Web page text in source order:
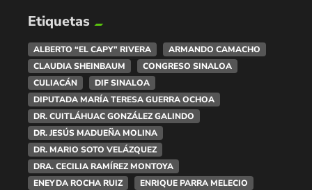
Etiquetas
ALBERTO “EL CAPY” RIVERA
ARMANDO CAMACHO
CLAUDIA SHEINBAUM
CONGRESO SINALOA
CULIACÁN
DIF SINALOA
DIPUTADA MARÍA TERESA GUERRA OCHOA
DR. CUITLÁHUAC GONZÁLEZ GALINDO
DR. JESÚS MADUEÑA MOLINA
DR. MARIO SOTO VELÁZQUEZ
DRA. CECILIA RAMÍREZ MONTOYA
ENEYDA ROCHA RUIZ
ENRIQUE PARRA MELECIO